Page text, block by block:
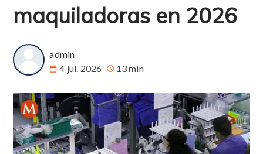
maquiladoras en 2026
admin
4 jul. 2026
13 min